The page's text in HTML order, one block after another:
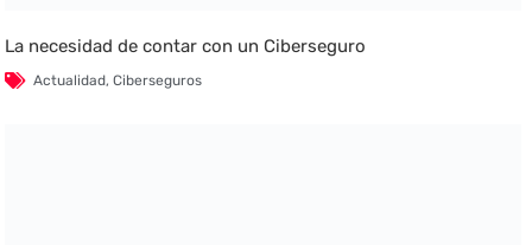
La necesidad de contar con un Ciberseguro
Actualidad,Ciberseguros